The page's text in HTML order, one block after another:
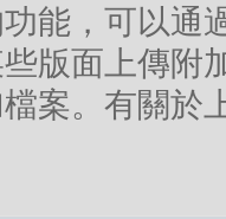
功能，可以
版面上傳附
案。有關於